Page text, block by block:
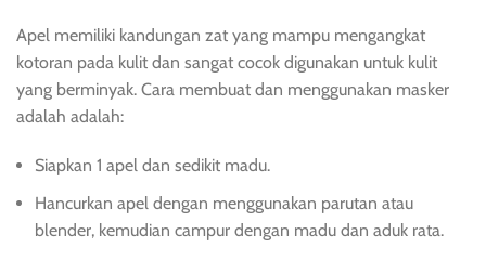
Apel memiliki kandungan zat yang mampu mengangkat
kotoran pada kulit dan sangat cocok digunakan untuk kulit
yang berminyak. Cara membuat dan menggunakan masker
adalah adalah:
Siapkan 1 apel dan sedikit madu.
Hancurkan apel dengan menggunakan parutan atau
blender, kemudian campur dengan madu dan aduk rata.